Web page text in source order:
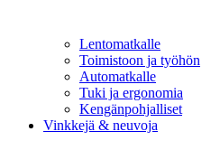
Lentomatkalle
Toimistoon ja työhön
Automatkalle
Tuki ja ergonomia
Kengänpohjalliset
Vinkkejä & neuvoja